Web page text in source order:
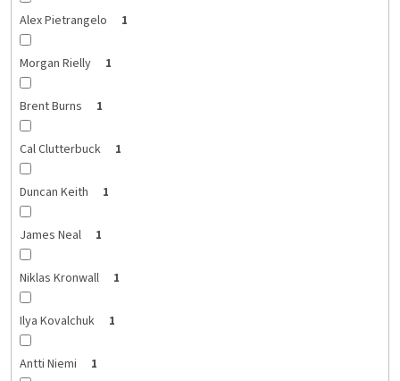
Alex Pietrangelo 1
Morgan Rielly 1
Brent Burns 1
Cal Clutterbuck 1
Duncan Keith 1
James Neal 1
Niklas Kronwall 1
Ilya Kovalchuk 1
Antti Niemi 1